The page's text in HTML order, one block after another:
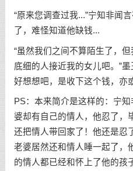
“原来您调查过我...”宁知非闻
了，难怪知道他缺钱...
“虽然我们之间不算陌生了，
底细的人接近我的女儿吧。”
好想想吧，是收下这个钱，亦
PS：本来简介是这样的：宁
婆却有自己的情人，他忍了，
还把情人带回家了！他还是忍
老婆居然还和情人睡一起了，
的情人都已经和怀上了他的孩